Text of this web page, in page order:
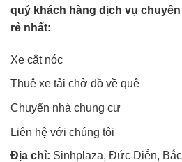
quý khách hàng dịch vụ
rẻ nhất:
Xe cắt nóc
Thuê xe tải chở đồ về quê
Chuyển nhà chung cư
Liên hệ với chúng tôi
Địa chỉ: Sinhplaza, Đức Diễn,